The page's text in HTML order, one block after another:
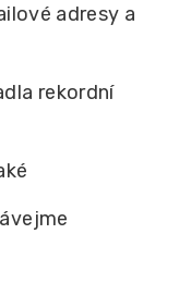
adresy a
rekordní